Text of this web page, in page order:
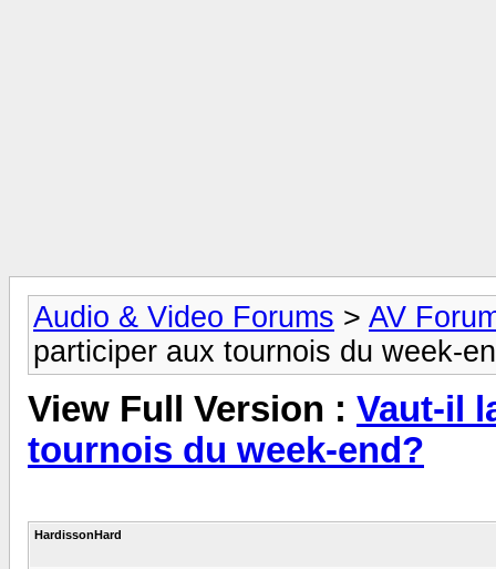
Audio & Video Forums > AV
participer aux tournois du week-
View Full Version : Vaut-il
tournois du week-end?
HardissonHard